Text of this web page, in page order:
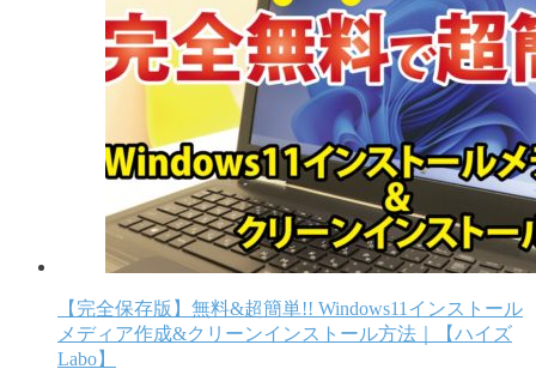
【完全保存版】無料&超簡単!! Windows11インストール
メディア作成&クリーンインストール方法｜【ハイズ
Labo】